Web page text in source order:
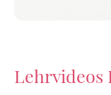
Lehrvideos